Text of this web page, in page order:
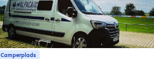
Camperplads